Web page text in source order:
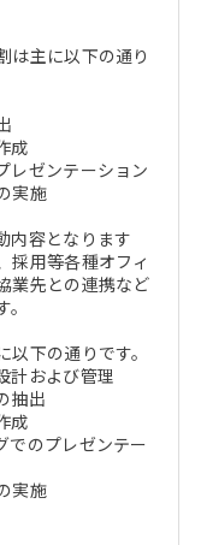
は主に以下の通り
成
レゼンテーション
実施
内容となります
採用等各種オフィ
業先との連携など
下の通りです。
計および管理
抽出
成
でのプレゼンテー
実施